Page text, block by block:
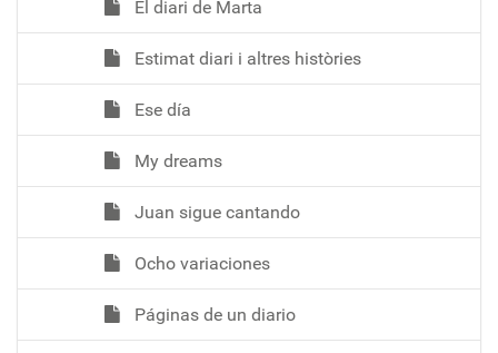
El diari de Marta
Estimat diari i altres històries
Ese día
My dreams
Juan sigue cantando
Ocho variaciones
Páginas de un diario